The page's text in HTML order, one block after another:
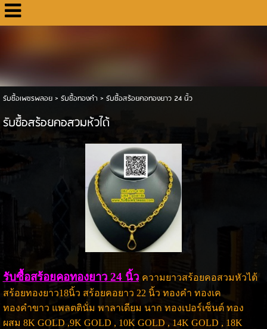
รับซื้อเพชรพลอย> รับซื้อทองคำ > รับซื้อสร้อยคอทองยาว 24 นิ้ว
รับซื้อสร้อยคอสวมห้วได้
รับซื้อสร้อยคอทองยาว 24 นิ้ว ความยาวสร้อยคอสวมหัวได้
สร้อยทองยาว18นิ้ว สร้อยคอยาว 22 นิ้ว ทองคำ ทองเค
ทองคำขาว แพลตตินั่ม พาลาเดียม นาก ทองเปอร์เซ็นต์ ทอง
ผสม 8K GOLD ,9K GOLD , 10K GOLD , 14K GOLD , 18K